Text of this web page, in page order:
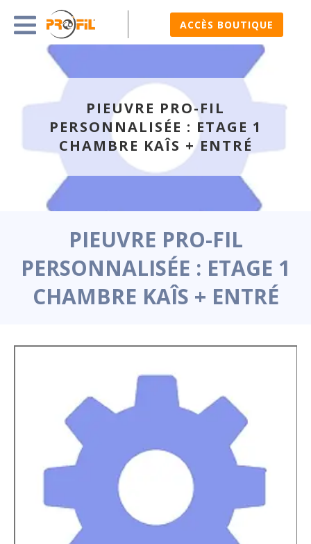
ACCÈS BOUTIQUE
PIEUVRE PRO-FIL
PERSONNALISÉE : ETAGE 1
CHAMBRE KAÎS + ENTRÉ
PIEUVRE PRO-FIL
PERSONNALISÉE : ETAGE 1
CHAMBRE KAÎS + ENTRÉ